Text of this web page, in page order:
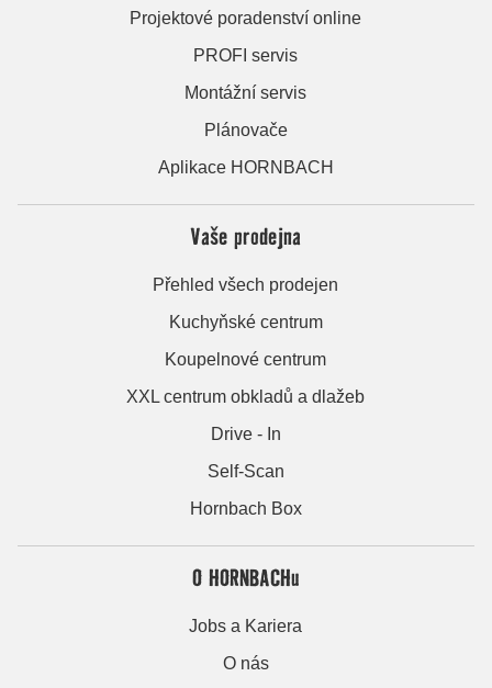
Projektové poradenství online
PROFI servis
Montážní servis
Plánovače
Aplikace HORNBACH
Vaše prodejna
Přehled všech prodejen
Kuchyňské centrum
Koupelnové centrum
XXL centrum obkladů a dlažeb
Drive - In
Self-Scan
Hornbach Box
O HORNBACHu
Jobs a Kariera
O nás